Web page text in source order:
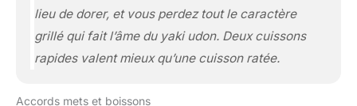
lieu de dorer, et vous perdez tout le caractère
grillé qui fait l’âme du yaki udon. Deux cuissons
rapides valent mieux qu’une cuisson ratée.
Accords mets et boissons